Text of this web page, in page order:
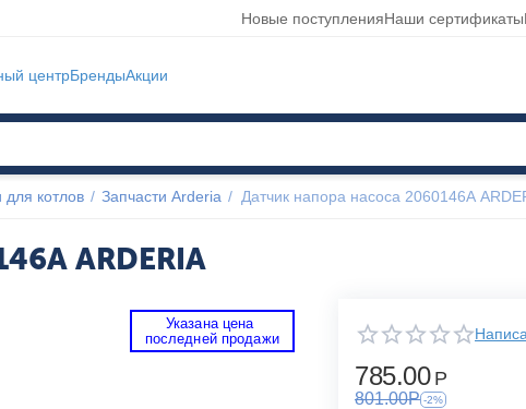
Новые поступленияНаши сертификаты
центрБрендыАкции
для котлов / Запчасти Arderia / Датчик напора насоса 2060146А
ARDERIA
Указана цена
последней продажи
785.00 Р
801.00Р -2%